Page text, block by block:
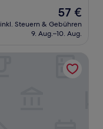
Der
Preis
beträgt
57 €
inkl. Steuern & Gebühren
9. Aug.–10. Aug.